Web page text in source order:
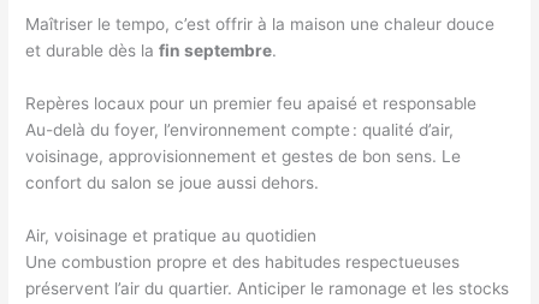
Maîtriser le tempo, c’est offrir à la maison une chaleur douce
et durable dès lafin septembre.
Repères locaux pour un premier feu apaisé et responsable
Au-delà du foyer, l’environnement compte : qualité d’air,
voisinage, approvisionnement et gestes de bon sens. Le
confort du salon se joue aussi dehors.
Air, voisinage et pratique au quotidien
Une combustion propre et des habitudes respectueuses
préservent l’air du quartier. Anticiper le ramonage et les stocks